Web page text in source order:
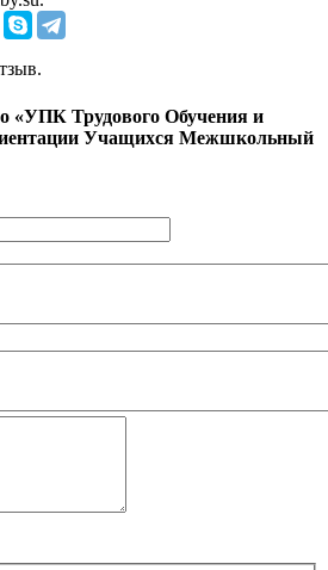
«УПК Трудового Обучения и
Учащихся Межшкольный